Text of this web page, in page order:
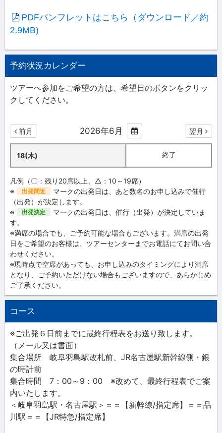
PDFパンフレットはこちら（ダウンロード／約
2.9MB)
予約状況カレンダー
ツアーへ参加をご希望の方は、希望日のボタンをクリッ
クしてください。
前月 2026年6月 翌月
18(木) 終了
凡例（〇：残り20席以上、△：10～19席）
※
出発間近
マークの出発日は、あと数名のお申し込みで催行
（出発）が決定します。
※
出発決定
マークの出発日は、催行（出発）が決定していま
す。
※満席の場合でも、ご予約可能な場合もございます。満席の出発
日をご希望のお客様は、ツアーセンターまでお電話にてお問い合
わせください。
※現時点で空席があっても、お申し込みのタイミングにより満席
となり、ご予約いただけない場合もございますので、あらかじめ
ご了承ください。
コース
※ご出発６日前までに最終行程表をお送り致します。
（メール又は書面）
集合場所 岐阜羽島駅改札前、JR名古屋駅新幹線側・銀
の時計前
集合時間 7：00～9：00 ※改めて、最終行程表でご案
内いたします。
＜岐阜羽島駅・名古屋駅＞＝＝【新幹線/指定席】＝＝品
川駅＝＝【JR特急/指定席】